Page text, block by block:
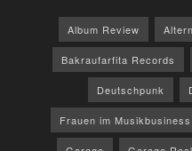
Album Review
Bakraufarfita Records
Deutschpunk
Frauen im Musikbusiness